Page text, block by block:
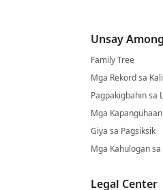
Unsay
Family Tree
Mga Rekord sa
Pagpakigbahin sa
Mga
Giya sa Pagsiksik
Mga Kahulogan
Legal Center